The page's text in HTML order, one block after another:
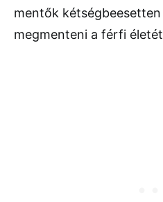
mentők
megmenteni a férfi